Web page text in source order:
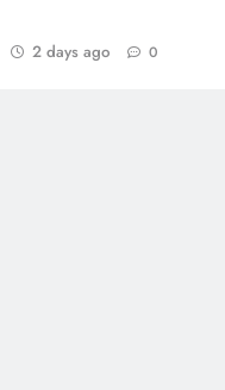
2 days ago 0